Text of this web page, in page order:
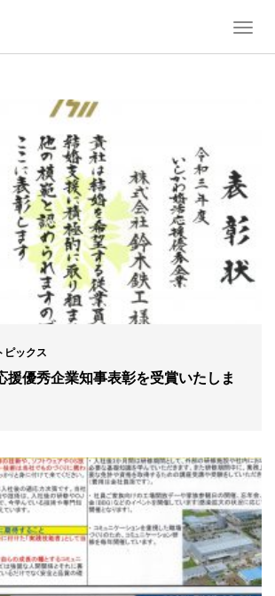
T
v
g
a
t
i
ピックス
援優秀企業知事表彰を受賞いたしま